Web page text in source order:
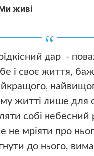
живі
дар -
і своє життя,
житті лише для
собі небесний
не мріяти про
до нього,